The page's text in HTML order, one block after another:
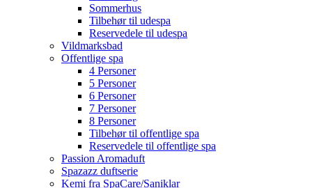
Sommerhus
Tilbehør til udespa
Reservedele til udespa
Vildmarksbad
Offentlige spa
4 Personer
5 Personer
6 Personer
7 Personer
8 Personer
Tilbehør til offentlige spa
Reservedele til offentlige spa
Passion Aromaduft
Spazazz duftserie
Kemi fra SpaCare/Saniklar